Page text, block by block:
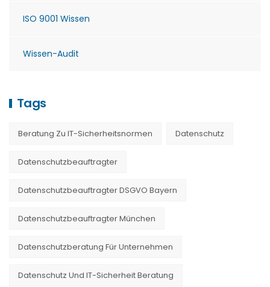
ISO 9001 Wissen
Wissen-Audit
Tags
Beratung Zu IT-Sicherheitsnormen Datenschutz
Datenschutzbeauftragter
Datenschutzbeauftragter DSGVO Bayern
Datenschutzbeauftragter München
Datenschutzberatung Für Unternehmen
Datenschutz Und IT-Sicherheit Beratung